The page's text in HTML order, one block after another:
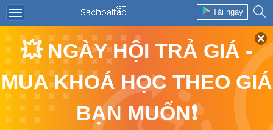
Tải ngay
💥 NGÀY HỘI TRẢ GIÁ -
MUA KHOÁ HỌC THEO GIÁ
BẠN MUỐN❗